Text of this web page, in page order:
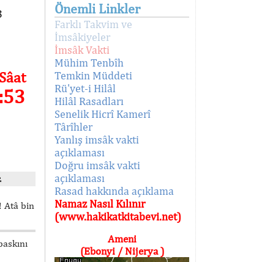
Atâ bin
Önemli Linkler
Farklı Takvim ve
İmsâkiyeler
İmsâk Vakti
Mühim Tenbîh
Temkin Müddeti
Rü'yet-i Hilâl
Hilâl Rasadları
Senelik Hicrî Kamerî
Târîhler
Yanlış imsâk vakti
açıklaması
Doğru imsâk vakti
açıklaması
Rasad hakkında açıklama
Namaz Nasıl Kılınır
(www.hakikatkitabevi.net)
Ameni
(Ebonyi / Nijerya )